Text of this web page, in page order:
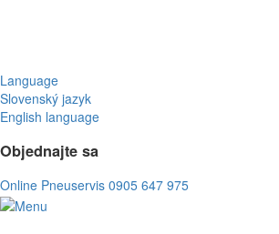
Language
Slovenský jazyk
English language
Objednajte sa
Online Pneuservis 0905 647 975